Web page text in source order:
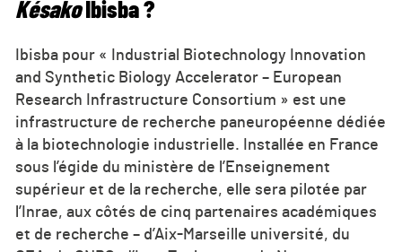
KésakoIbisba ?
Ibisba pour « Industrial Biotechnology Innovation
and Synthetic Biology Accelerator – European
Research Infrastructure Consortium » est une
infrastructure de recherche paneuropéenne dédiée
à la biotechnologie industrielle. Installée en France
sous l’égide du ministère de l’Enseignement
supérieur et de la recherche, elle sera pilotée par
l’Inrae, aux côtés de cinq partenaires académiques
et de recherche – d’Aix-Marseille université, du